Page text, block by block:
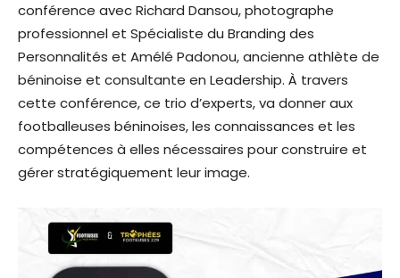
conférence avec Richard Dansou, photographe
professionnel et Spécialiste du Branding des
Personnalités et Amélé Padonou, ancienne athlète de
béninoise et consultante en Leadership. À travers
cette conférence, ce trio d’experts, va donner aux
footballeuses béninoises, les connaissances et les
compétences à elles nécessaires pour construire et
gérer stratégiquement leur image.